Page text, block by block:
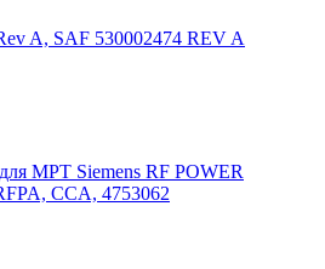
A, SAF 530002474 REV A
МРТ Siemens RF POWER
CCA, 4753062